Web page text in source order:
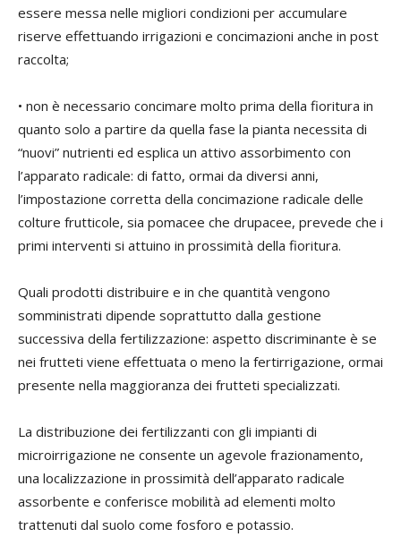
essere messa nelle migliori condizioni per accumulare
riserve effettuando irrigazioni e concimazioni anche in post
raccolta;
• non è necessario concimare molto prima della fioritura in
quanto solo a partire da quella fase la pianta necessita di
“nuovi” nutrienti ed esplica un attivo assorbimento con
l’apparato radicale: di fatto, ormai da diversi anni,
l’impostazione corretta della concimazione radicale delle
colture frutticole, sia pomacee che drupacee, prevede che i
primi interventi si attuino in prossimità della fioritura.
Quali prodotti distribuire e in che quantità vengono
somministrati dipende soprattutto dalla gestione
successiva della fertilizzazione: aspetto discriminante è se
nei frutteti viene effettuata o meno la fertirrigazione, ormai
presente nella maggioranza dei frutteti specializzati.
La distribuzione dei fertilizzanti con gli impianti di
microirrigazione ne consente un agevole frazionamento,
una localizzazione in prossimità dell’apparato radicale
assorbente e conferisce mobilità ad elementi molto
trattenuti dal suolo come fosforo e potassio.